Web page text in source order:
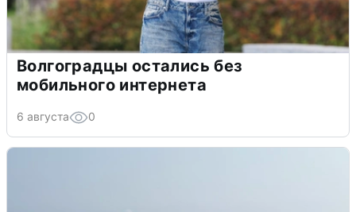
Волгоградцы остались без
мобильного интернета
6 августа 0